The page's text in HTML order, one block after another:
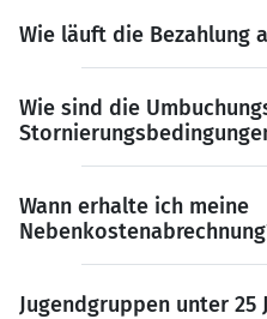
Wie läuft die Bezahlung
Wie sind die
Wann erhalte ich meine
Jugendgruppen unter 25